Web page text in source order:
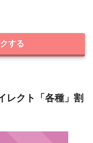
する
レクト「各種」割